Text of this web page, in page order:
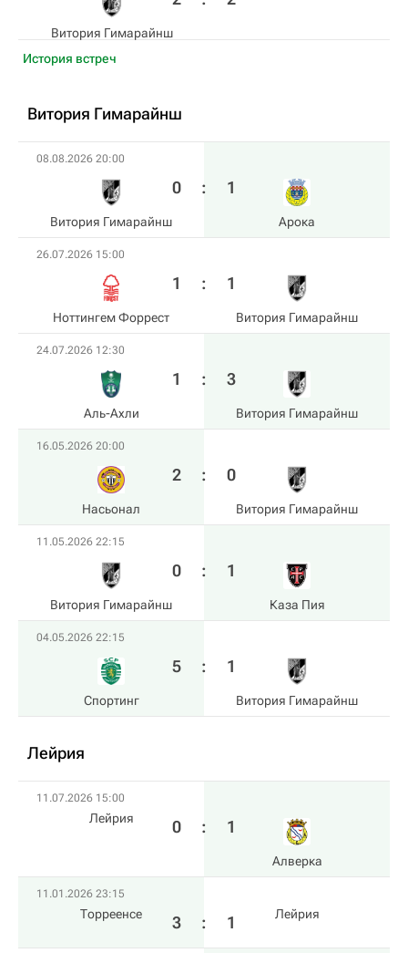
Витория Гимарайнш
История встреч
Витория Гимарайнш
08.08.2026 20:00
Витория Гимарайнш
0 : 1
Арока
26.07.2026 15:00
Ноттингем Форрест
1 : 1
Витория Гимарайнш
24.07.2026 12:30
Аль-Ахли
1 : 3
Витория Гимарайнш
16.05.2026 20:00
Насьонал
2 : 0
Витория Гимарайнш
11.05.2026 22:15
Витория Гимарайнш
0 : 1
Каза Пия
04.05.2026 22:15
Спортинг
5 : 1
Витория Гимарайнш
Лейрия
11.07.2026 15:00
Лейрия 0 : 1
Алверка
11.01.2026 23:15
Торреенсе 3 : 1 Лейрия